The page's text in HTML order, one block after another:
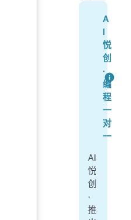
A
I
悦
创
·
编
程
一
对
一
AI
悦
创
·
推